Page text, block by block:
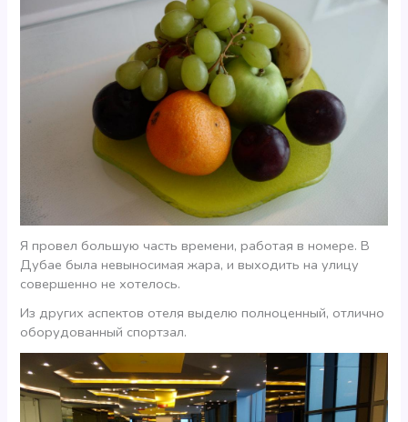
Я провел большую часть времени, работая в номере. В
Дубае была невыносимая жара, и выходить на улицу
совершенно не хотелось.
Из других аспектов отеля выделю полноценный, отлично
оборудованный спортзал.